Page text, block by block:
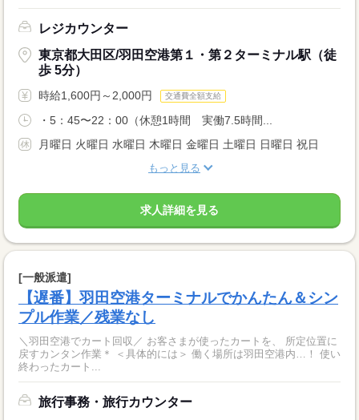
レジカウンター
東京都大田区/羽田空港第１・第２ターミナル駅（徒
歩 5分）
時給1,600円～2,000円 交通費全額支給
・5：45〜22：00（休憩1時間 実働7.5時間...
月曜日 火曜日 水曜日 木曜日 金曜日 土曜日 日曜日 祝日
もっと見る
求人詳細を見る
[一般派遣]
【遅番】羽田空港ターミナルでかんたん＆シン
プル作業／残業なし
＼羽田空港でカート回収／ お客さまが使ったカートを、 所定位置に
戻すカンタン作業＊ ＜具体的には＞ 働く場所は羽田空港内…！ 使い
終わったカート...
旅行事務・旅行カウンター